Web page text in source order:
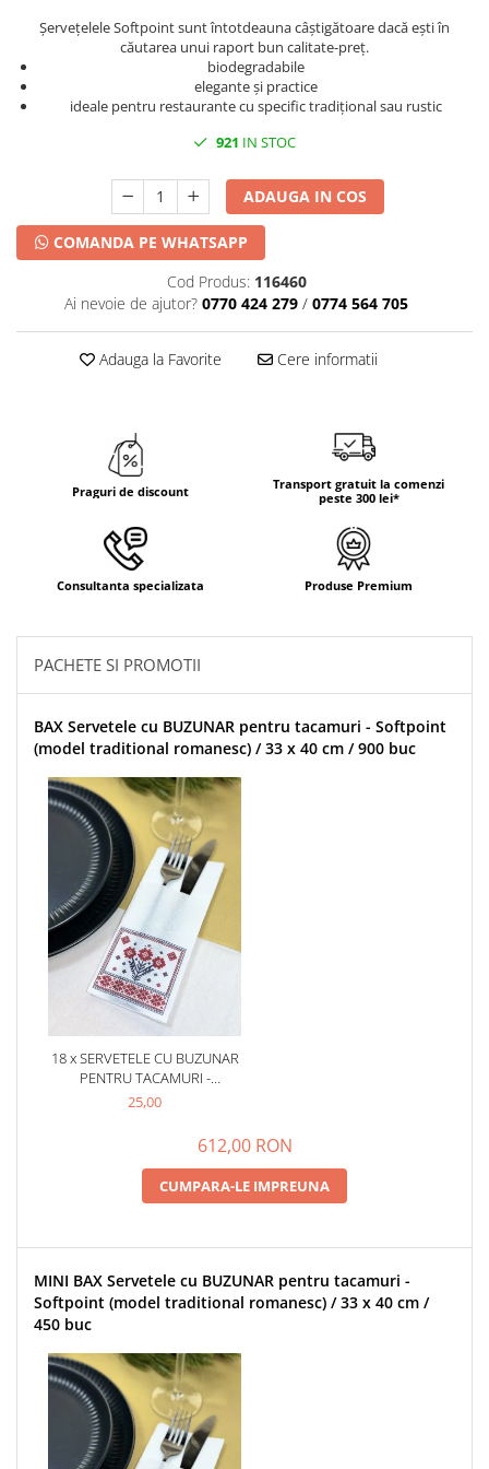
DECOR ZIUA ROMANIEI
DECOR CRACIUN & REVELION
DECOR PRIMAVARA
DECOR TOAMNA
DECOR IARNA
TEMATICA CULINARA
DECOR MOS NICOLAE
TEMATICA FLORALA
Șervețelele Softpoint sunt întotdeauna câștigătoare dacă ești în
căutarea unui raport bun calitate-preț.
biodegradabile
elegante şi practice
ideale pentru restaurante cu specific tradițional sau rustic
921 IN STOC
ADAUGA IN COS
COMANDA PE WHATSAPP
Cod Produs: 116460
Ai nevoie de ajutor? 0770 424 279 / 0774 564 705
Adauga la Favorite Cere informatii
Praguri de discount
Transport gratuit la comenzi
peste 300 lei*
Consultanta specializata Produse Premium
PACHETE SI PROMOTII
BAX Servetele cu BUZUNAR pentru tacamuri - Softpoint
(model traditional romanesc) / 33 x 40 cm / 900 buc
18 x SERVETELE CU BUZUNAR
PENTRU TACAMURI -
SOFTPOINT (MODEL
33 X 40 CM / 50 BUC
25,00
612,00 RON
CUMPARA-LE IMPREUNA
MINI BAX Servetele cu BUZUNAR pentru tacamuri -
Softpoint (model traditional romanesc) / 33 x 40 cm /
450 buc